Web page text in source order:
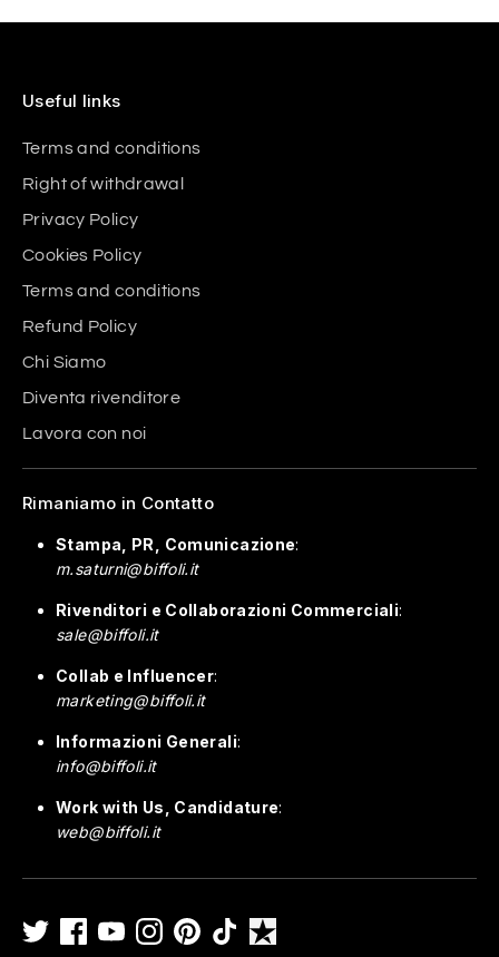
Useful links
Terms and conditions
Right of withdrawal
Privacy Policy
Cookies Policy
Terms and conditions
Refund Policy
Chi Siamo
Diventa rivenditore
Lavora con noi
Rimaniamo in Contatto
Stampa, PR, Comunicazione:
m.saturni@biffoli.it
Rivenditori e Collaborazioni Commerciali:
sale@biffoli.it
Collab e Influencer:
marketing@biffoli.it
Informazioni Generali:
info@biffoli.it
Work with Us, Candidature:
web@biffoli.it